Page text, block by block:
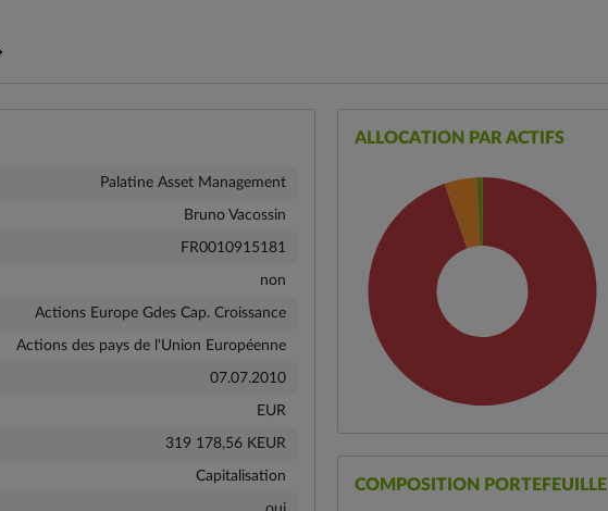
Palatine Asset Management
Bruno Vacossin
FR0010915181
non
Actions Europe Gdes Cap. Croissance
Actions des pays de l'Union Européenne
07.07.2010
EUR
319 178,56 KEUR
Capitalisation
ALLOCATION PAR ACTIFS
COMPOSITION PORTEFEUILLE